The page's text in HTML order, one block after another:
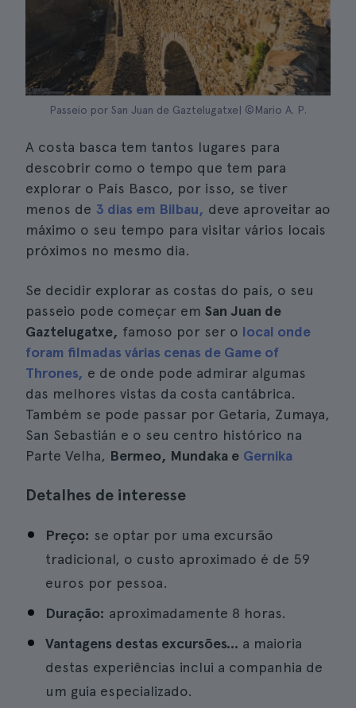
Passeio por San Juan de Gaztelugatxe| ©Mario A. P.
A costa basca tem tantos lugares para
descobrir como o tempo que tem para
explorar o País Basco, por isso, se tiver
menos de 3 dias em Bilbau, deve aproveitar ao
máximo o seu tempo para visitar vários locais
próximos no mesmo dia.
Se decidir explorar as costas do país, o seu
passeio pode começar em San Juan de
Gaztelugatxe, famoso por ser o local onde
foram filmadas várias cenas de Game of
Thrones, e de onde pode admirar algumas
das melhores vistas da costa cantábrica.
Também se pode passar por Getaria, Zumaya,
San Sebastián e o seu centro histórico na
Parte Velha, Bermeo, Mundaka e Gernika
Detalhes de interesse
Preço: se optar por uma excursão
tradicional, o custo aproximado é de 59
euros por pessoa.
Duração: aproximadamente 8 horas.
Vantagens destas excursões... a maioria
destas experiências inclui a companhia de
um guia especializado.